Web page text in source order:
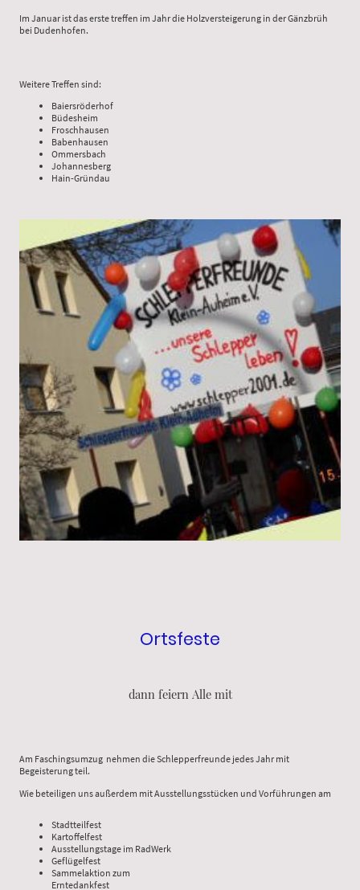
Im Januar ist das erste treffen im Jahr die Holzversteigerung in der Gänzbrüh
bei Dudenhofen.
Weitere Treffen sind:
Baiersröderhof
Büdesheim
Froschhausen
Babenhausen
Ommersbach
Johannesberg
Hain-Gründau
Ortsfeste
dann feiern Alle mit
Am Faschingsumzug nehmen die Schlepperfreunde jedes Jahr mit
Begeisterung teil.
Wie beteiligen uns außerdem mit Ausstellungsstücken und Vorführungen am
Stadtteilfest
Kartoffelfest
Ausstellungstage im RadWerk
Geflügelfest
Sammelaktion zum
Erntedankfest